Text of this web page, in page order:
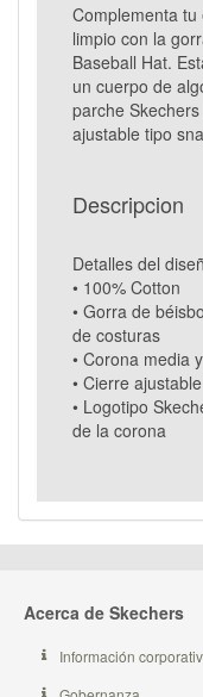
Complementa
limpio con la
Baseball Hat.
un cuerpo de
parche
ajustable tipo
Descripcion
Detalles del
• 100% Cotton
• Gorra de
de costuras
• Corona media
• Cierre
• Logotipo
de la corona
Acerca de Skechers
Información